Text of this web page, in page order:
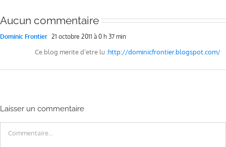
Aucun commentaire
Dominic Frontier 21 octobre 2011 à 0 h 37 min
Ce blog merite d’etre lu :http://dominicfrontier.blogspot.com/
Laisser un commentaire